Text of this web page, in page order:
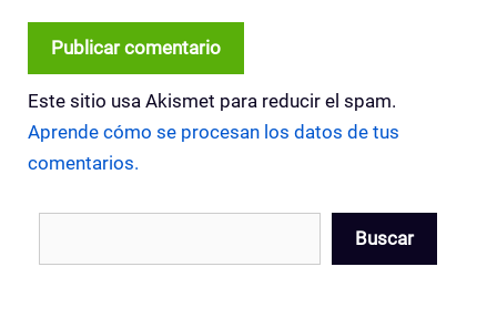
Este sitio usa Akismet para reducir el spam.
Aprende cómo se procesan los datos de tus
comentarios.
Buscar